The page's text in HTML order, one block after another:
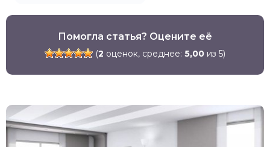
Помогла статья? Оцените её
(2 оценок, среднее: 5,00 из 5)